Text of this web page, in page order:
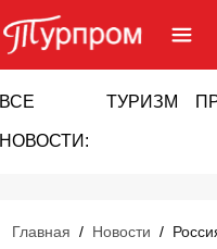
ВСЕ
НОВОСТИ:
ТУРИЗМ
Главная / Новости /